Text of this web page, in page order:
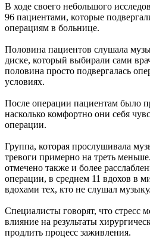
В ходе своего небольшого
96 пациентами, которые
операциям в больнице.
Половина пациентов слушала
диске, который выбирали сами
половина просто подвергалась
условиях.
После операции пациентам было
насколько комфортно они себя
операции.
Группа, которая прослушивала
тревоги примерно на треть
отмечено также и более
операции, в среднем 11 вдохов в
вдохами тех, кто не слушал музыку.
Специалисты говорят, что стресс
влияние на результаты
продлить процесс заживления.